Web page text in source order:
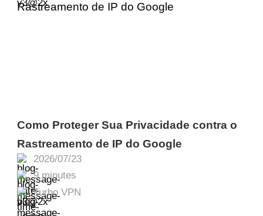
2026/07/23
9 minutes
Turbo VPN
Como Proteger Sua Privacidade contra o
Rastreamento de IP do Google